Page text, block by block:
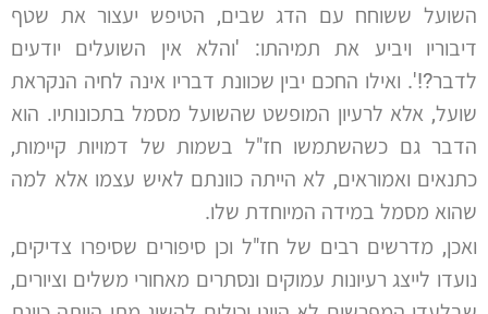
השועל ששוחח עם הדג שבים, הטיפש יעצור את שטף
דיבוריו ויביע את תמיהתו: 'והלא אין השועלים יודעים
לדבר?!'. ואילו החכם יבין שכוונת דבריו אינה לחיה הנקראת
שועל, אלא לרעיון המופשט שהשועל מסמל בתכונותיו. הוא
הדבר גם כשהשתמשו חז"ל בשמות של דמויות קיימות,
כתנאים ואמוראים, לא הייתה כוונתם לאיש עצמו אלא למה
שהוא מסמל במידה המיוחדת שלו.
ואכן, מדרשים רבים של חז"ל וכן סיפורים שסיפרו צדיקים,
נועדו לייצג רעיונות עמוקים ונסתרים מאחורי משלים וציורים,